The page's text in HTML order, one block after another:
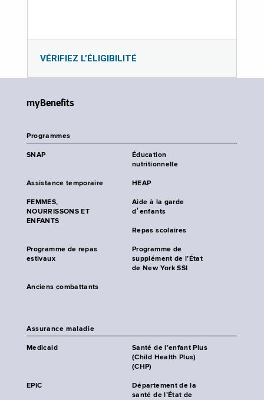
VÉRIFIEZ L’ÉLIGIBILITÉ
myBenefits
Programmes
SNAP
Éducation
nutritionnelle
Assistance temporaire HEAP
FEMMES,
NOURRISSONS ET
ENFANTS
Aide à la garde
d׳enfants
Repas scolaires
Programme de repas
estivaux
Programme de
supplément de l’État
de New York SSI
Anciens combattants
Assurance maladie
Medicaid
Santé de l’enfant Plus
(Child Health Plus)
(CHP)
EPIC
Département de la
santé de l’État de